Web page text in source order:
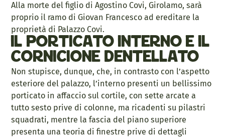
Alla morte del figlio di Agostino Covi, Girolamo, sarà
proprio il ramo di Giovan Francesco ad ereditare la
proprietà di Palazzo Covi.
Il porticato interno e il
cornicione dentellato
Non stupisce, dunque, che, in contrasto con l’aspetto
esteriore del palazzo, l’interno presenti un bellissimo
porticato in affaccio sul cortile, con sette arcate a
tutto sesto prive di colonne, ma ricadenti su pilastri
squadrati, mentre la fascia del piano superiore
presenta una teoria di finestre prive di dettagli